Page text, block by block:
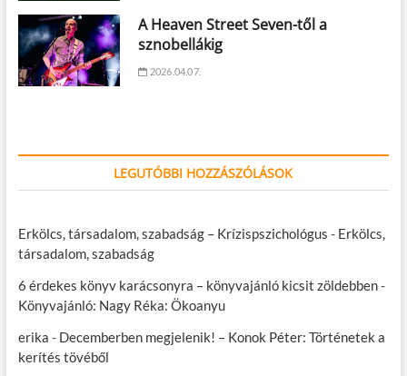
A Heaven Street Seven-től a
sznobellákig
2026.04.07.
LEGUTÓBBI HOZZÁSZÓLÁSOK
Erkölcs, társadalom, szabadság – Krízispszichológus - Erkölcs,
társadalom, szabadság
6 érdekes könyv karácsonyra – könyvajánló kicsit zöldebben-
Könyvajánló: Nagy Réka: Ökoanyu
erika - Decemberben megjelenik! – Konok Péter: Történetek a
kerítés tövéből